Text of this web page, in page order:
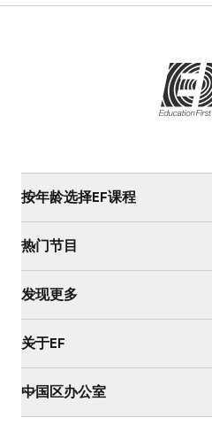
按年龄选择EF课程
热门节目
发现更多
关于EF
中国区办公室